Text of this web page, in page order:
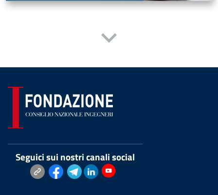
Seguici sui nostri canali social